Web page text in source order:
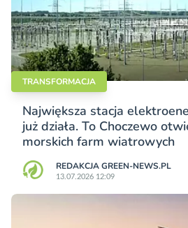
TRANSFORMACJA
Największa stacja
już działa. To Choczewo
morskich farm wiatrowych
REDAKCJA GREEN-NEWS.PL
13.07.2026 12:09